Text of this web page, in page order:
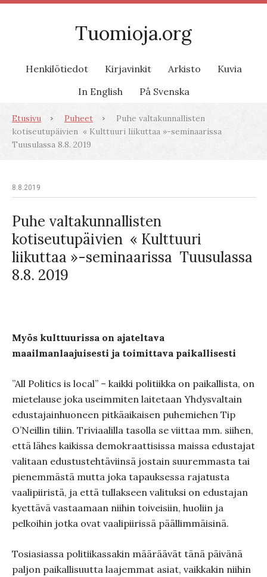
Tuomioja.org
Henkilötiedot Kirjavinkit Arkisto
Kuvia
In English
På Svenska
Etusivu Puheet
Puhe valtakunnallisten
kotiseutupäivien « Kulttuuri liikuttaa »-seminaarissa
Tuusulassa 8.8. 2019
8.8.2019
Puhe valtakunnallisten
kotiseutupäivien « Kulttuuri
liikuttaa »-seminaarissa Tuusulassa
8.8. 2019
Myös kulttuurissa on ajateltava
maailmanlaajuisesti ja toimittava paikallisesti
”All Politics is local” – kaikki politiikka on paikallista, on
mietelause joka useimmiten laitetaan Yhdysvaltain
edustajainhuoneen pitkäaikaisen puhemiehen Tip
O’Neillin tiliin. Triviaalilla tasolla se viittaa mm. siihen,
että lähes kaikissa demokraattisissa maissa edustajat
valitaan edustustehtäviinsä jostain suuremmasta tai
pienemmästä mutta joka tapauksessa rajatusta
vaalipiiristä, ja että tullakseen valituksi on edustajan
kyettävä vastaamaan niihin toiveisiin, huoliin ja
pelkoihin jotka ovat vaalipiirissä päällimmäisinä.
Tosiasiassa politiikassakin määräävät tänä päivänä
paljon paikallisuutta laajemmat asiat, vaikkakin niihin